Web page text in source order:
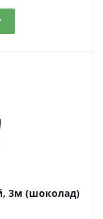
3м (шоколад)